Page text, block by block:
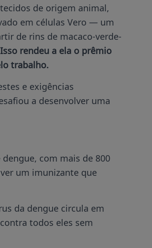
de origem animal,
em células Vero — um
de rins de macaco-verde-
Isso rendeu a ela o prêmio
trabalho.
e exigências
a desenvolver uma
com mais de 800
um imunizante que
da dengue circula em
todos eles sem